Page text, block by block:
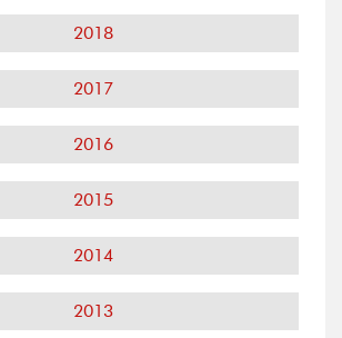
2018
2017
2016
2015
2014
2013